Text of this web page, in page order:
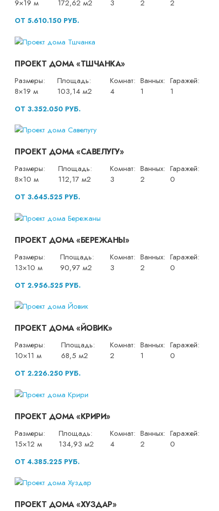
9×19 м
172,62 м2
3
2
2
ОТ 5.610.150 РУБ.
ПРОЕКТ ДОМА «ТШЧАНКА»
Размеры:
8×19 м
Площадь:
103,14 м2
Комнат:
4
Ванных:
1
Гаражей:
1
ОТ 3.352.050 РУБ.
ПРОЕКТ ДОМА «САВЕЛУГУ»
Размеры:
8×10 м
Площадь:
112,17 м2
Комнат:
3
Ванных:
2
Гаражей:
0
ОТ 3.645.525 РУБ.
ПРОЕКТ ДОМА «БЕРЕЖАНЫ»
Размеры:
13×10 м
Площадь:
90,97 м2
Комнат:
3
Ванных:
2
Гаражей:
0
ОТ 2.956.525 РУБ.
ПРОЕКТ ДОМА «ЙОВИК»
Размеры:
10×11 м
Площадь:
68,5 м2
Комнат:
2
Ванных:
1
Гаражей:
0
ОТ 2.226.250 РУБ.
ПРОЕКТ ДОМА «КРИРИ»
Размеры:
15×12 м
Площадь:
134,93 м2
Комнат:
4
Ванных:
2
Гаражей:
0
ОТ 4.385.225 РУБ.
ПРОЕКТ ДОМА «ХУЗДАР»